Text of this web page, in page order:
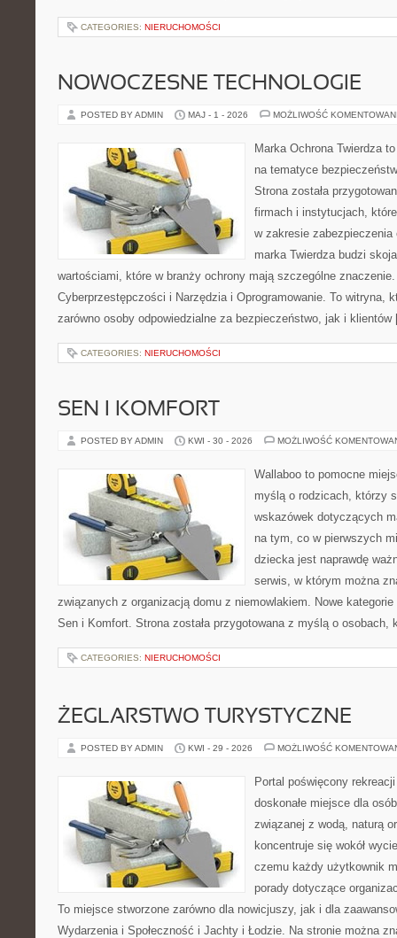
CATEGORIES: NIERUCHOMOŚCI
NOWOCZESNE TECHNOLOGIE
POSTED BY ADMIN MAJ - 1 - 2026 MOŻLIWOŚĆ
Marka Ochrona Twierdza
na tematyce
Strona została
firmach i instytucjach,
w zakresie
marka Twierdza budzi
wartościami, które w branży ochrony mają szczególne
Cyberprzestępczości i Narzędzia i Oprogramowanie. To witryna,
zarówno osoby odpowiedzialne za bezpieczeństwo, jak i
CATEGORIES: NIERUCHOMOŚCI
SEN I KOMFORT
POSTED BY ADMIN KWI - 30 - 2026 MOŻLIWOŚĆ
Wallaboo to pomocne
myślą o rodzicach, którzy
wskazówek dotyczących
na tym, co w pierwszych
dziecka jest naprawdę
serwis, w którym można
związanych z organizacją domu z niemowlakiem. Nowe
Sen i Komfort. Strona została przygotowana z myślą o
CATEGORIES: NIERUCHOMOŚCI
ŻEGLARSTWO TURYSTYCZNE
POSTED BY ADMIN KWI - 29 - 2026 MOŻLIWOŚĆ
Portal poświęcony
doskonałe miejsce dla
związanej z wodą, naturą
koncentruje się wokół
czemu każdy użytkownik
porady dotyczące
To miejsce stworzone zarówno dla nowicjuszy, jak i dla
Wydarzenia i Społeczność i Jachty i Łodzie. Na stronie można